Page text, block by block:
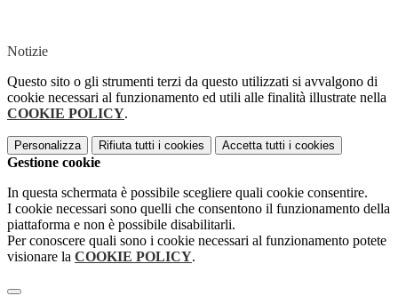
Notizie
Questo sito o gli strumenti terzi da questo utilizzati si avvalgono di
cookie necessari al funzionamento ed utili alle finalità illustrate nella
COOKIE POLICY.
Personalizza Rifiuta tutti i cookies Accetta tutti i cookies
Gestione cookie
In questa schermata è possibile scegliere quali cookie consentire.
I cookie necessari sono quelli che consentono il funzionamento della
piattaforma e non è possibile disabilitarli.
Per conoscere quali sono i cookie necessari al funzionamento potete
visionare la COOKIE POLICY.